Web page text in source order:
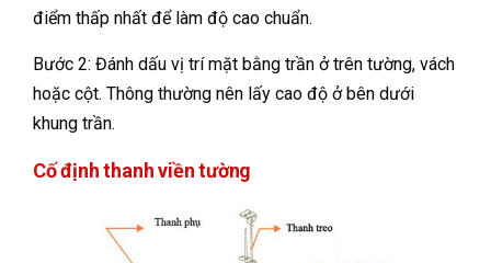
điểm thấp nhất để làm độ cao chuẩn.
Bước 2: Đánh dấu vị trí mặt bằng trần ở trên tường, vách
hoặc cột. Thông thường nên lấy cao độ ở bên dưới
khung trần.
Cố định thanh viền tường